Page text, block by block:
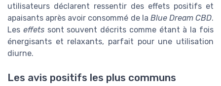
utilisateurs déclarent ressentir des effets positifs et
apaisants après avoir consommé de la Blue Dream CBD.
Les effetssont souvent décrits comme étant à la fois
énergisants et relaxants, parfait pour une utilisation
diurne.
Les avis positifs les plus communs